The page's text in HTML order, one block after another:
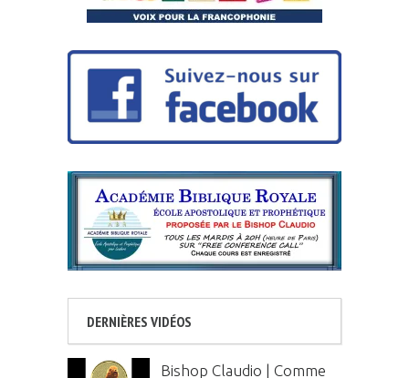
DERNIÈRES VIDÉOS
Bishop Claudio | Comme